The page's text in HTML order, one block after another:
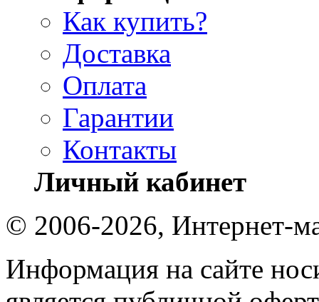
Как купить?
Доставка
Оплата
Гарантии
Контакты
Личный кабинет
© 2006-2026, Интернет-
Информация на сайте